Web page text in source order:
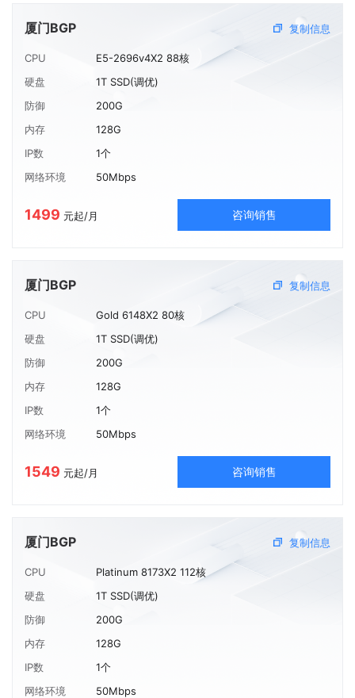
厦门BGP 复制信息
CPU
E5-2696v4X2 88核
硬盘
1T SSD(调优)
防御
200G
内存
128G
IP数
1个
网络环境
50Mbps
1499 元起/月 咨询销售
厦门BGP 复制信息
CPU
Gold 6148X2 80核
硬盘
1T SSD(调优)
防御
200G
内存
128G
IP数
1个
网络环境
50Mbps
1549 元起/月 咨询销售
厦门BGP 复制信息
CPU
Platinum 8173X2 112核
硬盘
1T SSD(调优)
防御
200G
内存
128G
IP数
1个
网络环境
50Mbps